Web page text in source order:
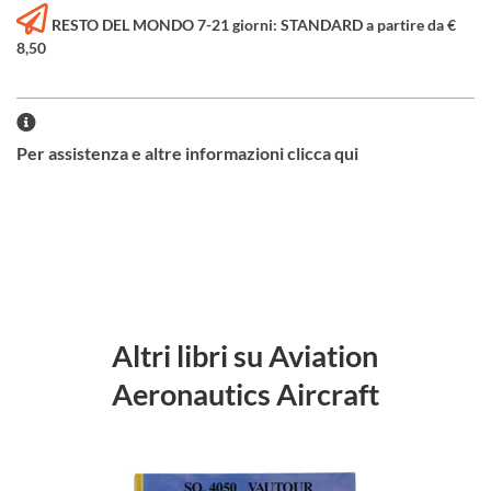
RESTO DEL MONDO 7-21 giorni: STANDARD a partire da €
8,50
Per assistenza e altre informazioni clicca qui
Altri libri su Aviation
Aeronautics Aircraft